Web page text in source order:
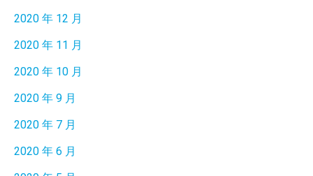
2020 年 12 月
2020 年 11 月
2020 年 10 月
2020 年 9 月
2020 年 7 月
2020 年 6 月